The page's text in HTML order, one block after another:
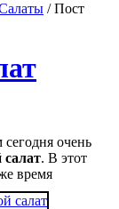
/ Пост
очень
. В этот
время